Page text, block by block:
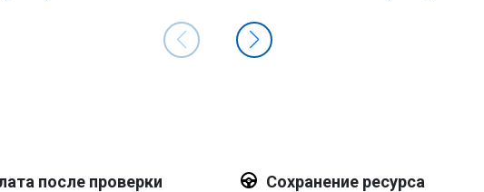
после проверки Сохранение ресурса